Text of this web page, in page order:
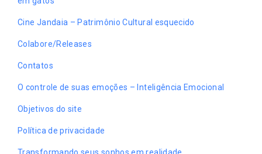
Cine Jandaia – Patrimônio Cultural esquecido
Colabore/Releases
Contatos
O controle de suas emoções – Inteligência Emocional
Objetivos do site
Política de privacidade
Transformando seus sonhos em realidade